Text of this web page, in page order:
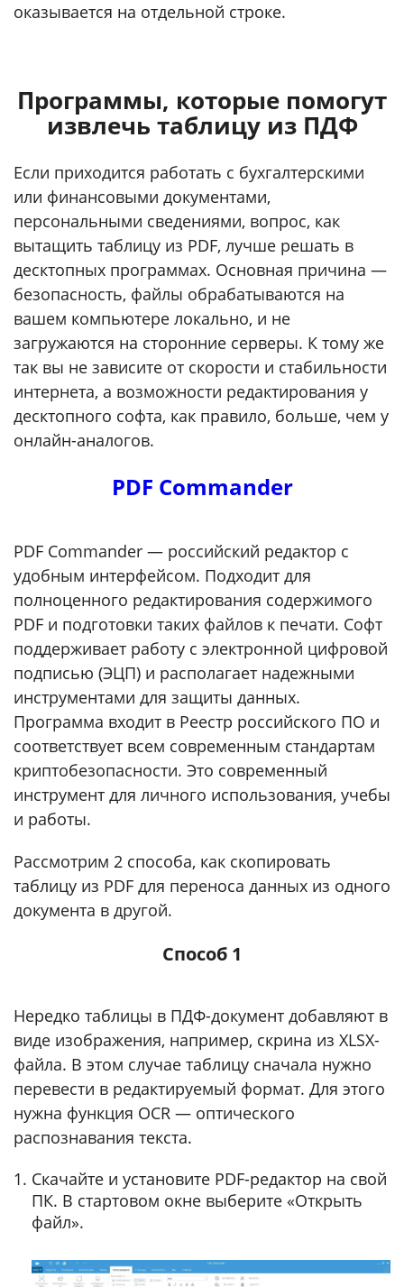
оказывается на отдельной строке.
Программы, которые помогут
извлечь таблицу из ПДФ
Если приходится работать с бухгалтерскими
или финансовыми документами,
персональными сведениями, вопрос, как
вытащить таблицу из PDF, лучше решать в
десктопных программах. Основная причина —
безопасность, файлы обрабатываются на
вашем компьютере локально, и не
загружаются на сторонние серверы. К тому же
так вы не зависите от скорости и стабильности
интернета, а возможности редактирования у
десктопного софта, как правило, больше, чем у
онлайн-аналогов.
PDF Commander
PDF Commander — российский редактор с
удобным интерфейсом. Подходит для
полноценного редактирования содержимого
PDF и подготовки таких файлов к печати. Софт
поддерживает работу с электронной цифровой
подписью (ЭЦП) и располагает надежными
инструментами для защиты данных.
Программа входит в Реестр российского ПО и
соответствует всем современным стандартам
криптобезопасности. Это современный
инструмент для личного использования, учебы
и работы.
Рассмотрим 2 способа, как скопировать
таблицу из PDF для переноса данных из одного
документа в другой.
Способ 1
Нередко таблицы в ПДФ-документ добавляют в
виде изображения, например, скрина из XLSX-
файла. В этом случае таблицу сначала нужно
перевести в редактируемый формат. Для этого
нужна функция OCR — оптического
распознавания текста.
Скачайте и установите PDF-редактор на свой
ПК. В стартовом окне выберите «Открыть
файл».